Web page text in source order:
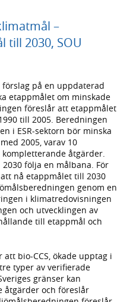
–
till 2030, SOU
på en uppdaterad
etappmålet om minskade
föreslår att etappmålet
till 2005. Beredningen
i ESR-sektorn bör minska
2005, varav 10
åtgärder.
följa en målbana. För
nå etappmålet till 2030
genom en
i klimatredovisningen
och utvecklingen av
till etappmål och
bio-CCS, ökade upptag i
typer av verifierade
gränser kan
åtgärder och föreslår